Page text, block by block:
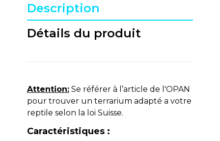
Description
Détails du produit
Attention:Se référer à l’article de l'OPAN
pour trouver un terrarium adapté a votre
reptile selon la loi Suisse.
Caractéristiques :